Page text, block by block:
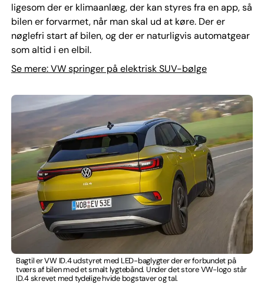
ligesom der er klimaanlæg, der kan styres fra en app, så
bilen er forvarmet, når man skal ud at køre. Der er
nøglefri start af bilen, og der er naturligvis automatgear
som altid i en elbil.
Se mere: VW springer på elektrisk SUV-bølge
Bagtil er VW ID.4 udstyret med LED-baglygter der er forbundet på
tværs af bilen med et smalt lygtebånd. Under det store VW-logo står
ID.4 skrevet med tydelige hvide bogstaver og tal.